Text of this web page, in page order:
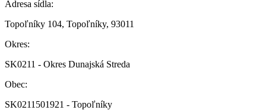
Adresa sídla:
Topoľníky 104, Topoľníky, 93011
Okres:
SK0211 - Okres Dunajská Streda
Obec:
SK0211501921 - Topoľníky